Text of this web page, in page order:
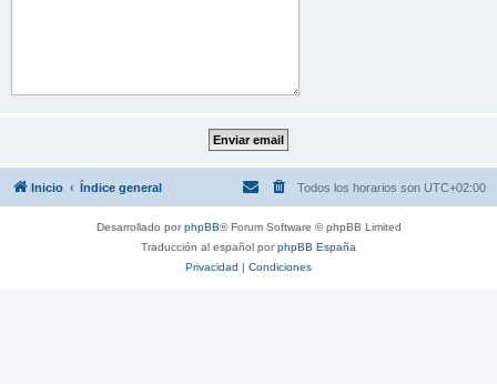
Inicio Índice general Todos los horarios son UTC+02:00
Desarrollado porphpBB® Forum Software © phpBB Limited
Traducción al español porphpBB España
Privacidad | Condiciones